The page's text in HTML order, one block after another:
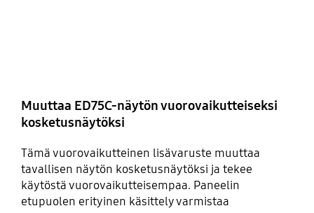
Muuttaa ED75C-näytön vuorovaikutteiseksi
kosketusnäytöksi
Tämä vuorovaikutteinen lisävaruste muuttaa
tavallisen näytön kosketusnäytöksi ja tekee
käytöstä vuorovaikutteisempaa. Paneelin
etupuolen erityinen käsittely varmistaa